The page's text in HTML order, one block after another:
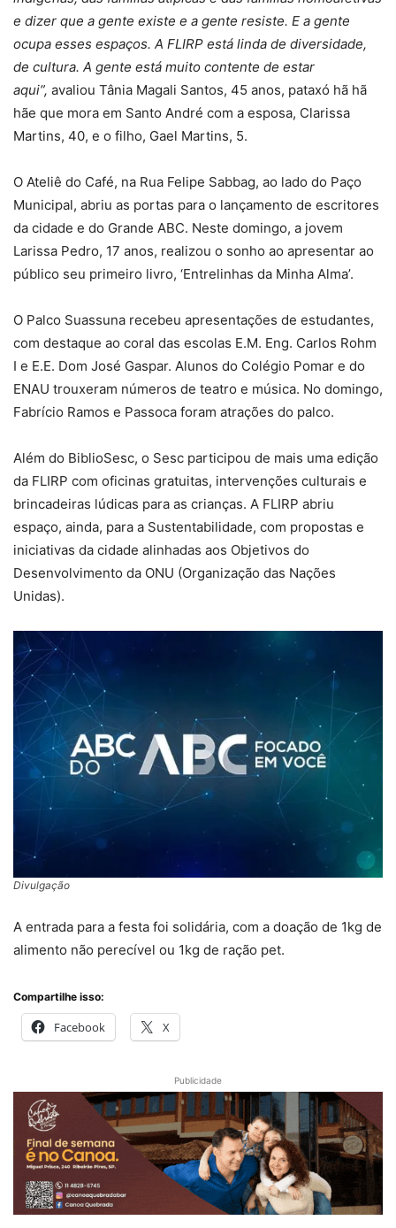
e dizer que a gente existe e a gente resiste. E a gente
ocupa esses espaços. A FLIRP está linda de diversidade,
de cultura. A gente está muito contente de estar
aqui”, avaliou Tânia Magali Santos, 45 anos, pataxó hã hã
hãe que mora em Santo André com a esposa, Clarissa
Martins, 40, e o filho, Gael Martins, 5.
O Ateliê do Café, na Rua Felipe Sabbag, ao lado do Paço
Municipal, abriu as portas para o lançamento de escritores
da cidade e do Grande ABC. Neste domingo, a jovem
Larissa Pedro, 17 anos, realizou o sonho ao apresentar ao
público seu primeiro livro, ‘Entrelinhas da Minha Alma’.
O Palco Suassuna recebeu apresentações de estudantes,
com destaque ao coral das escolas E.M. Eng. Carlos Rohm
I e E.E. Dom José Gaspar. Alunos do Colégio Pomar e do
ENAU trouxeram números de teatro e música. No domingo,
Fabrício Ramos e Passoca foram atrações do palco.
Além do BiblioSesc, o Sesc participou de mais uma edição
da FLIRP com oficinas gratuitas, intervenções culturais e
brincadeiras lúdicas para as crianças. A FLIRP abriu
espaço, ainda, para a Sustentabilidade, com propostas e
iniciativas da cidade alinhadas aos Objetivos do
Desenvolvimento da ONU (Organização das Nações
Unidas).
Divulgação
A entrada para a festa foi solidária, com a doação de 1kg de
alimento não perecível ou 1kg de ração pet.
Compartilhe isso:
Facebook X
Publicidade